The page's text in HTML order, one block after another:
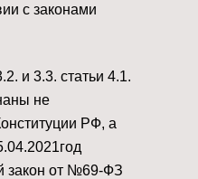
с законами
и 3.3. статьи 4.1.
не
РФ, а
закон от №69-ФЗ